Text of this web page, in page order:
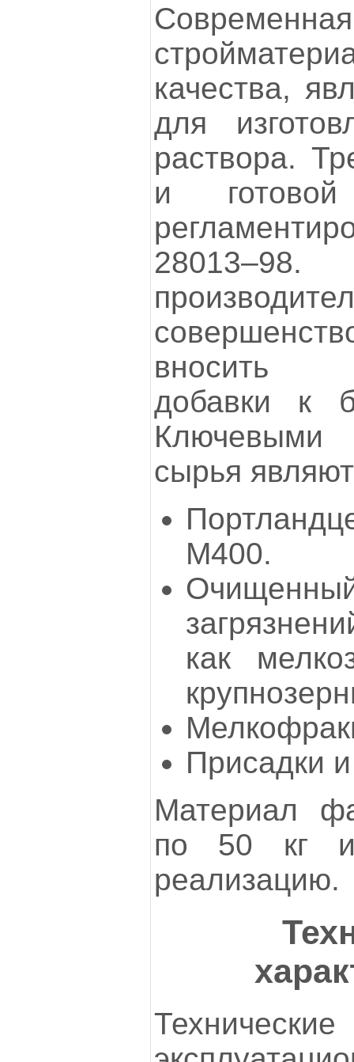
качества,
для
раствора.
и
вносить
добавки к
сырья
М400.
как
Присадки
Материал
по 50 кг и
реализацию.